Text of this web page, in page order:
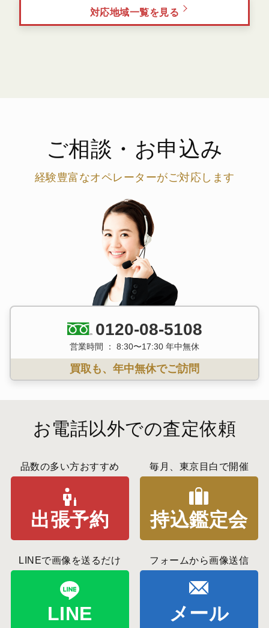
対応地域一覧を見る
ご相談・お申込み
経験豊富なオペレーターがご対応します
0120-08-5108
営業時間 ： 8:30〜17:30 年中無休
買取も、年中無休でご訪問
お電話以外での査定依頼
品数の多い方おすすめ
出張予約
毎月、東京目白で開催
持込鑑定会
LINEで画像を送るだけ
LINE
フォームから画像送信
メール